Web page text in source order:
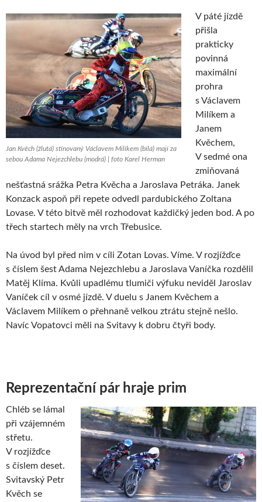
Jan Kvěch (žlutá) stínovaný Václavem Milíkem (bílá) mají za
sebou Adama Nejezchlebu (modrá) | foto Karel Herman
V páté jízdě
přišla
prakticky
povinná
maximální
prohra
s Václavem
Milíkem a
Janem
Kvěchem,
V sedmé ona
zmiňovaná
nešťastná srážka Petra Kvěcha a Jaroslava Petráka. Janek
Konzack aspoň při repete odvedl pardubického Zoltana
Lovase. V této bitvě měl rozhodovat každičký jeden bod. A po
třech startech měly na vrch Třebusice.
Na úvod byl před nim v cíli Zotan Lovas. Víme. V rozjížďce
s číslem šest Adama Nejezchlebu a Jaroslava Vaníčka rozdělil
Matěj Klíma. Kvůli upadlému tlumiči výfuku neviděl Jaroslav
Vaníček cíl v osmé jízdě. V duelu s Janem Kvěchem a
Václavem Milíkem o přehnaně velkou ztrátu stejně nešlo.
Navíc Vopatovci měli na Svitavy k dobru čtyři body.
Reprezentační pár hraje prim
Chléb se lámal
při vzájemném
střetu.
V rozjížďce
s číslem deset.
Svitavský Petr
Kvěch se